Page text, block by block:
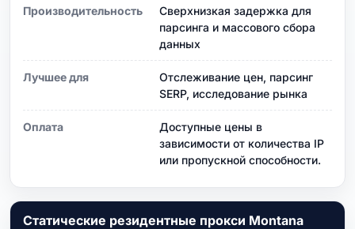
Производительность
Сверхнизкая задержка для
парсинга и массового сбора
данных
Лучшее для
Отслеживание цен, парсинг
SERP, исследование рынка
Оплата
Доступные цены в
зависимости от количества IP
или пропускной способности.
Статические резидентные прокси Montana